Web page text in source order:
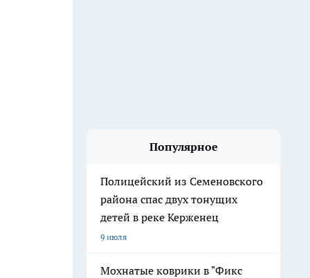
Популярное
Полицейский из Семеновского
района спас двух тонущих
детей в реке Керженец
9 июля
Мохнатые коврики в "Фикс